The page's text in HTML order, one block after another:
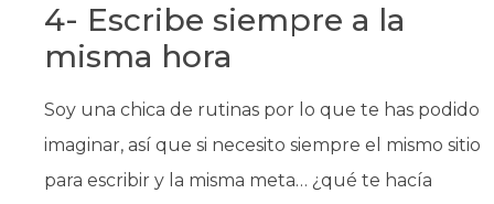
4- Escribe siempre a la
misma hora
Soy una chica de rutinas por lo que te has podido
imaginar, así que si necesito siempre el mismo sitio
para escribir y la misma meta… ¿qué te hacía